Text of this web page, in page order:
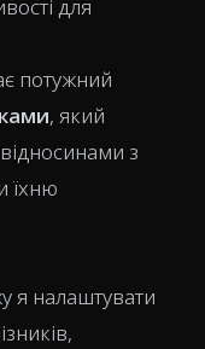
для
потужний
, який
з
їхню
я налаштувати